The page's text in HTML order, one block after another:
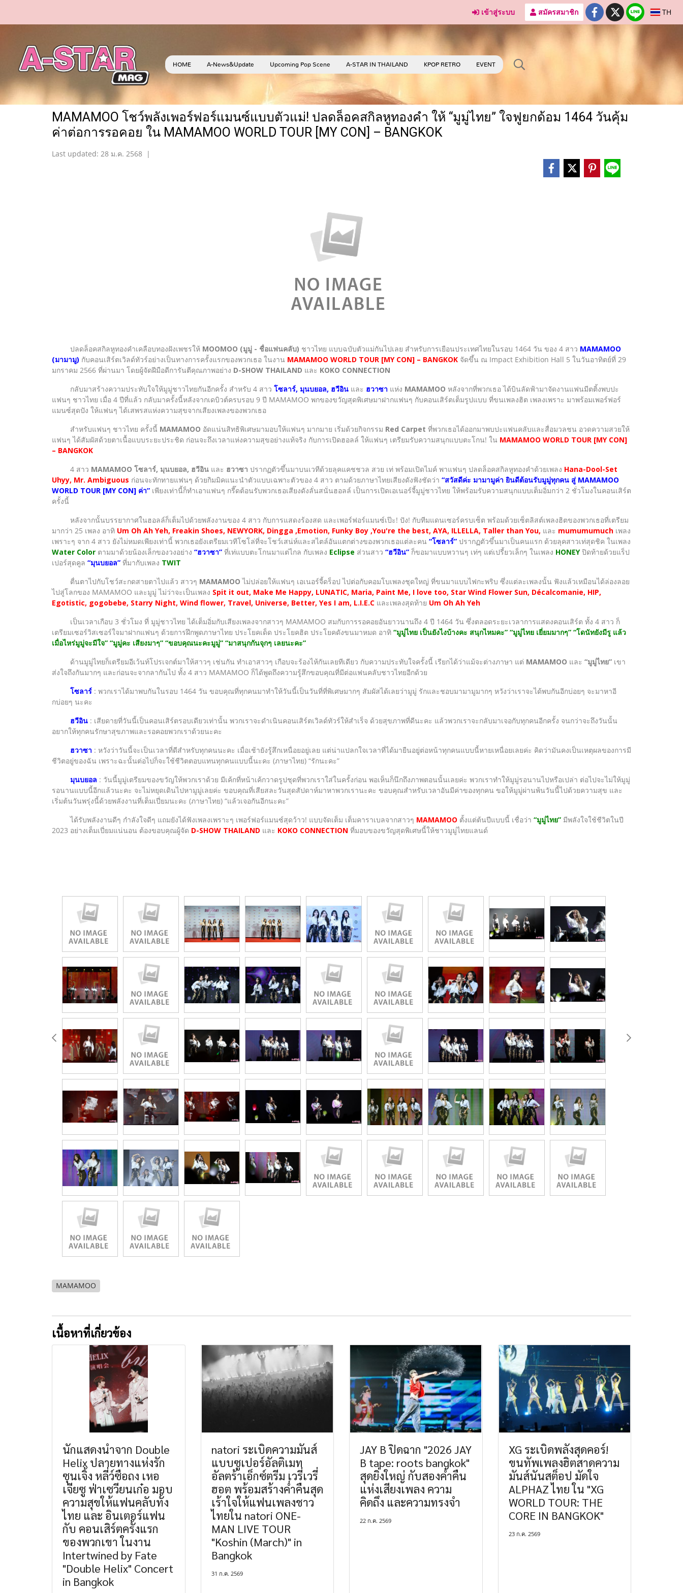
เข้าสู่ระบบ สมัครสมาชิก TH
HOME A-News&Update Upcoming Pop Scene A-STAR IN THAILAND KPOP RETRO EVENT
MAMAMOO โชว์พลังเพอร์ฟอร์แมนซ์แบบตัวแม่! ปลดล็อคสกิลหูทองคำ ให้ “มูมู่ไทย” ใจฟูยกด้อม 1464 วันคุ้ม
ค่าต่อการรอคอย ใน MAMAMOO WORLD TOUR [MY CON] – BANGKOK
Last updated: 28 ม.ค. 2568 |
ปลดล็อคสกิลหูทองคำเคลือบทองฝังเพชรให้ MOOMOO (มูมู่ - ชื่อแฟนคลับ) ชาวไทย แบบฉบับตัวแม่กันไปเลย สำหรับการเยือนประเทศไทยในรอบ 1464 วัน ของ 4 สาว MAMAMOO
(มามามู) กับคอนเสิร์ตเวิลด์ทัวร์อย่างเป็นทางการครั้งแรกของพวกเธอ ในงาน MAMAMOO WORLD TOUR [MY CON] – BANGKOK จัดขึ้น ณ Impact Exhibition Hall 5 ในวันอาทิตย์ที่ 29
มกราคม 2566 ที่ผ่านมา โดยผู้จัดฝีมือดีการันตีคุณภาพอย่าง D-SHOW THAILAND และ KOKO CONNECTION
กลับมาสร้างความประทับใจให้มูมู่ชาวไทยกันอีกครั้ง สำหรับ 4 สาว โซลาร์, มุนบยอล, ฮวีอิน และ ฮวาซา แห่ง MAMAMOO หลังจากที่พวกเธอ ได้บินลัดฟ้ามาจัดงานแฟนมีตติ้งพบปะ
แฟนๆ ชาวไทย เมื่อ 4 ปีที่แล้ว กลับมาครั้งนี้หลังจากเดบิวต์ครบรอบ 9 ปี MAMAMOO พกของขวัญสุดพิเศษมาฝากแฟนๆ กับคอนเสิร์ตเต็มรูปแบบ ที่ขนเพลงฮิต เพลงเพราะ มาพร้อมเพอร์ฟอร์
แมนซ์สุดปัง ให้แฟนๆ ได้เสพรสแห่งความสุขจากเสียงเพลงของพวกเธอ
สำหรับแฟนๆ ชาวไทย ครั้งนี้ MAMAMOO อัดแน่นสิทธิพิเศษมามอบให้แฟนๆ มากมาย เริ่มด้วยกิจกรรม Red Carpet ที่พวกเธอได้ออกมาพบปะแฟนคลับและสื่อมวลชน อวดความสวยให้
แฟนๆ ได้สัมผัสด้วยตาเนื้อแบบระยะประชิด ก่อนจะถึงเวลาแห่งความสุขอย่างแท้จริง กับการเปิดฮอลล์ ให้แฟนๆ เตรียมรับความสนุกแบบตะโกน! ใน MAMAMOO WORLD TOUR [MY CON]
– BANGKOK
4 สาว MAMAMOO โซลาร์, มุนบยอล, ฮวีอิน และ ฮวาซา ปรากฏตัวขึ้นมาบนเวทีด้วยลุคแคชชวล สวย เท่ พร้อมเปิดไมค์ พาแฟนๆ ปลดล็อคสกิลหูทองคำด้วยเพลง Hana-Dool-Set
Uhyy, Mr. Ambiguous ก่อนจะทักทายแฟนๆ ด้วยกิมมิคแนะนำตัวแบบเฉพาะตัวของ 4 สาว ตามด้วยภาษาไทยเสียงดังฟังชัดว่า “สวัสดีค่ะ มามามูค่า ยินดีต้อนรับมูมู่ทุกคน สู่ MAMAMOO
WORLD TOUR [MY CON] ค่า” เพียงเท่านี้ก็ทำเอาแฟนๆ กรี๊ดต้อนรับพวกเธอเสียงดังลั่นสนั่นฮอลล์ เป็นการเปิดเอเนอร์จี้มูมู่ชาวไทย ให้พร้อมรับความสนุกแบบเต็มอิ่มกว่า 2 ชั่วโมงในคอนเสิร์ต
ครั้งนี้
หลังจากนั้นบรรยากาศในฮอลล์ก็เต็มไปด้วยพลังงานของ 4 สาว กับการแสดงร้องสด และเพอร์ฟอร์แมนซ์เป๊ะ! ปัง! กับทีมแดนเซอร์ครบเซ็ต พร้อมด้วยเซ็ตลิสต์เพลงฮิตของพวกเธอที่เตรียม
มากว่า 25 เพลง อาทิ Um Oh Ah Yeh, Freakin Shoes, NEWYORK, Dingga ,Emotion, Funky Boy ,You're the best, AYA, ILLELLA, Taller than You, และ mumumumuch เพลง
เพราะๆ จาก 4 สาว ยังไม่หมดเพียงเท่านี้ พวกเธอยังเตรียมเวทีโซโล่ที่จะโชว์เสน่ห์และสไตล์อันแตกต่างของพวกเธอแต่ละคน “โซลาร์” ปรากฏตัวขึ้นมาเป็นคนแรก ด้วยลุคสาวเท่สุดชิค ในเพลง
Water Color ตามมาด้วยน้องเล็กของวงอย่าง “ฮวาซา” ที่เท่แบบตะโกนมาแต่ไกล กับเพลง Eclipse ส่วนสาว “ฮวีอิน” ก็ขอมาแบบหวานๆ เท่ๆ แต่เปรี้ยวเล็กๆ ในเพลง HONEYปิดท้ายด้วยแร็ป
เปอร์สุดคูล “มุนบยอล” ที่มากับเพลง TWIT
ตื่นตาไปกับโชว์สะกดสายตาไปแล้ว สาวๆ MAMAMOO ไม่ปล่อยให้แฟนๆ เอเนอร์จี้ดร็อป ไปต่อกับคอมโบเพลงชุดใหญ่ ที่ขนมาแบบไฟกะพริบ ซึ่งแต่ละเพลงนั้น ฟังแล้วเหมือนได้ล่องลอย
ไปสู่โลกของ MAMAMOO และมูมู่ ไม่ว่าจะเป็นเพลง Spit it out, Make Me Happy, LUNATIC, Maria, Paint Me, I love too, Star Wind Flower Sun, Décalcomanie, HIP,
Egotistic, gogobebe, Starry Night, Wind flower, Travel, Universe, Better, Yes I am, L.I.E.C และเพลงสุดท้าย Um Oh Ah Yeh
เป็นเวลาเกือบ 3 ชั่วโมง ที่ มูมู่ชาวไทย ได้เต็มอิ่มกับเสียงเพลงจากสาวๆ MAMAMOO สมกับการรอคอยอันยาวนานถึง 4 ปี 1464 วัน ซึ่งตลอดระยะเวลาการแสดงคอนเสิร์ต ทั้ง 4 สาว ก็
เตรียมเซอร์วิสเซอร์ใจมาฝากแฟนๆ ด้วยการฝึกพูดภาษาไทย ประโยคเด็ด ประโยคฮิต ประโยคดังขนมาหมด อาทิ “มูมู่ไทย เป็นยังไงบ้างคะ สนุกไหมคะ” “มูมู่ไทย เยี่ยมมากๆ” “โดนัทยังมีรู แล้ว
เมื่อไหร่มูมู่จะมีใจ” “มูมู่คะ เสียงมาๆ” “ขอบคุณนะคะมูมู่” “มาสนุกกันจุกๆ เลยนะคะ”
ด้านมูมู่ไทยก็เตรียมอีเว้นท์โปรเจกต์มาให้สาวๆ เช่นกัน ทำเอาสาวๆ เกือบจะร้องไห้กันเลยทีเดียว กับความประทับใจครั้งนี้ เรียกได้ว่าแม้จะต่างภาษา แต่ MAMAMOO และ “มูมู่ไทย” เขา
ส่งใจถึงกันมากๆ และก่อนจะจากลากันไป ทั้ง 4 สาว MAMAMOO ก็ได้พูดถึงความรู้สึกขอบคุณที่มีต่อแฟนคลับชาวไทยอีกด้วย
โซลาร์ : พวกเราได้มาพบกันในรอบ 1464 วัน ขอบคุณที่ทุกคนมาทำให้วันนี้เป็นวันที่ที่พิเศษมากๆ สัมผัสได้เลยว่ามูมู่ รักและชอบมามามูมากๆ หวังว่าเราจะได้พบกันอีกบ่อยๆ จะมาหาอี
กบ่อยๆ นะคะ
ฮวีอิน : เสียดายที่วันนี้เป็นคอนเสิร์ตรอบเดียวเท่านั้น พวกเราจะดำเนินคอนเสิร์ตเวิลด์ทัวร์ให้สำเร็จ ด้วยสุขภาพที่ดีนะคะ แล้วพวกเราจะกลับมาเจอกับทุกคนอีกครั้ง จนกว่าจะถึงวันนั้น
อยากให้ทุกคนรักษาสุขภาพและรอคอยพวกเราด้วยนะคะ
ฮวาซา : หวังว่าวันนี้จะเป็นเวลาที่ดีสำหรับทุกคนนะคะ เมื่อเช้ายังรู้สึกเหนื่อยอยู่เลย แต่น่าแปลกใจเวลาที่ได้มายืนอยู่ต่อหน้าทุกคนแบบนี้หายเหนื่อยเลยค่ะ คิดว่ามันคงเป็นเหตุผลของการมี
ชีวิตอยู่ของฉัน เพราะฉะนั้นต่อไปก็จะใช้ชีวิตตอบแทนทุกคนแบบนี้นะคะ (ภาษาไทย) “รักนะคะ”
มุนบยอล : วันนี้มูมู่เตรียมของขวัญให้พวกเราด้วย มีเค้กที่หน้าเค้กวาดรูปชุดที่พวกเราใส่ในครั้งก่อน พอเห็นก็นึกถึงภาพตอนนั้นเลยค่ะ พวกเราทำให้มูมู่รอนานไปหรือเปล่า ต่อไปจะไม่ให้มูมู่
รอนานแบบนี้อีกแล้วนะคะ จะไม่หยุดเดินไปหามูมู่เลยค่ะ ขอบคุณที่เสียสละวันสุดสัปดาห์มาหาพวกเรานะคะ ขอบคุณสำหรับเวลาอันมีค่าของทุกคน ขอให้มูมู่ผ่านพ้นวันนี้ไปด้วยความสุข และ
เริ่มต้นวันพรุ่งนี้ด้วยพลังงานที่เต็มเปี่ยมนะคะ (ภาษาไทย) “แล้วเจอกันอีกนะคะ”
ได้รับพลังงานดีๆ กำลังใจดีๆ แถมยังได้ฟังเพลงเพราะๆ เพอร์ฟอร์แมนซ์สุดว้าว! แบบจัดเต็ม เต็มคาราเบลจากสาวๆ MAMAMOO ตั้งแต่ต้นปีแบบนี้ เชื่อว่า “มูมู่ไทย” มีพลังใจใช้ชีวิตในปี
2023 อย่างเต็มเปี่ยมแน่นอน ต้องขอบคุณผู้จัด D-SHOW THAILAND และ KOKO CONNECTION ที่มอบของขวัญสุดพิเศษนี้ให้ชาวมูมู่ไทยแลนด์
MAMAMOO
เนื้อหาที่เกี่ยวข้อง
นักแสดงนำจาก Double
Helix ปลายทางแห่งรัก
ซุนเจิ้ง หลี่ว์ซือถง เหอ
เจียซู ฟ่าเซวียนเก๋อ มอบ
ความสุขให้แฟนคลับทั้ง
ไทย และ อินเตอร์แฟน
กับ คอนเสิร์ตครั้งแรก
ของพวกเขา ในงาน
Intertwined by Fate
"Double Helix" Concert
in Bangkok
natori ระเบิดความมันส์
แบบซูเปอร์อัลติเมท
อัลตร้าเอ็กซ์ตรีม เวรี่เวรี่
ฮอต พร้อมสร้างค่ำคืนสุด
เร้าใจให้แฟนเพลงชาว
ไทยใน natori ONE-
MAN LIVE TOUR
"Koshin (March)" in
Bangkok
31 ก.ค. 2569
JAY B ปิดฉาก "2026 JAY
B tape: roots bangkok"
สุดยิ่งใหญ่ กับสองค่ำคืน
แห่งเสียงเพลง ความ
คิดถึง และความทรงจำ
22 ก.ค. 2569
XG ระเบิดพลังสุดคอร์!
ขนทัพเพลงฮิตสาดความ
มันส์นันสต็อป มัดใจ
ALPHAZ ไทย ใน "XG
WORLD TOUR: THE
CORE IN BANGKOK"
23 ก.ค. 2569